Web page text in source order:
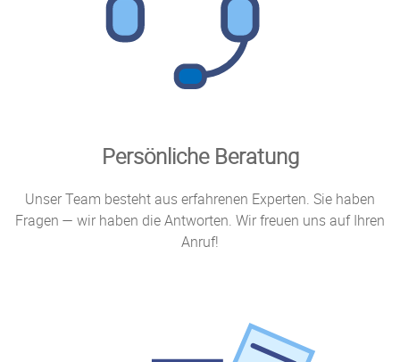
Persönliche Beratung
Unser Team besteht aus erfahrenen Experten. Sie haben
Fragen — wir haben die Antworten. Wir freuen uns auf Ihren
Anruf!